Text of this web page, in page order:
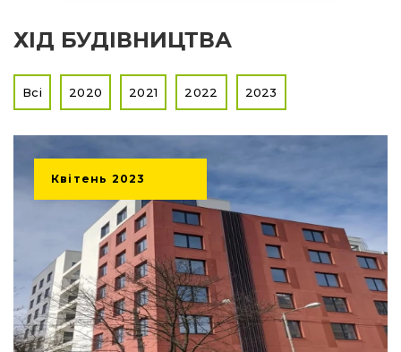
ХІД БУДІВНИЦТВА
Всі 2020 2021 2022 2023
Квітень 2023